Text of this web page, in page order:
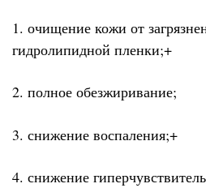
1. очищение кожи от
гидролипидной пленки;+
2. полное обезжиривание;
3. снижение воспаления;+
4. снижение